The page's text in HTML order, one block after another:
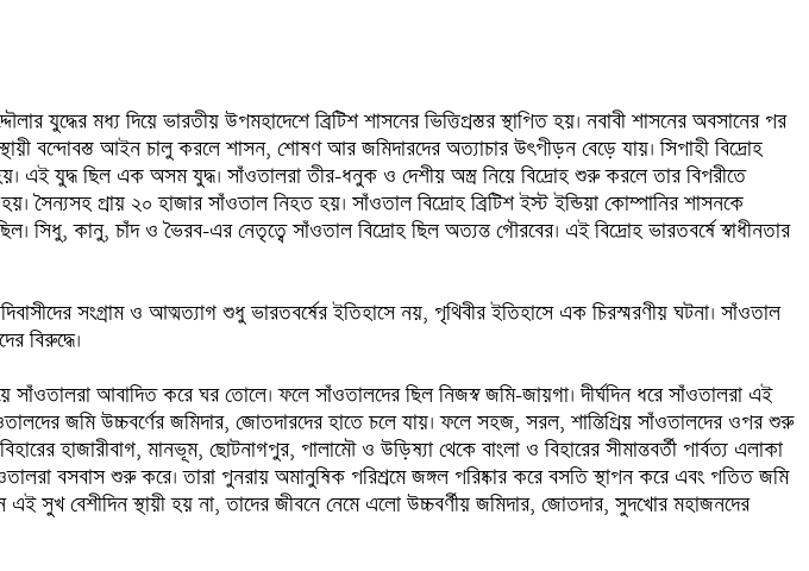
যুদ্ধের মধ্য দিয়ে ভারতীয় উপমহাদেশে ব্রিটিশ শাসনের ভিত্তিপ্রস্তর স্থাপিত হয়। নবাবী শাসনের অবসানের পর
বন্দোবস্ত আইন চালু করলে শাসন, শোষণ আর জমিদারদের অত্যাচার উৎপীড়ন বেড়ে যায়। সিপাহী বিদ্রোহ
এই যুদ্ধ ছিল এক অসম যুদ্ধ। সাঁওতালরা তীর-ধনুক ও দেশীয় অস্ত্র নিয়ে বিদ্রোহ শুরু করলে তার বিপরীতে
সৈন্যসহ প্রায় ২০ হাজার সাঁওতাল নিহত হয়। সাঁওতাল বিদ্রোহ ব্রিটিশ ইস্ট ইন্ডিয়া কোম্পানির শাসনকে
সিধু, কানু, চাঁদ ও ভৈরব-এর নেতৃত্বে সাঁওতাল বিদ্রোহ ছিল অত্যন্ত গৌরবের। এই বিদ্রোহ ভারতবর্ষে স্বাধীনতার
সংগ্রাম ও আত্মত্যাগ শুধু ভারতবর্ষের ইতিহাসে নয়, পৃথিবীর ইতিহাসে এক চিরস্মরণীয় ঘটনা। সাঁওতাল
বিরুদ্ধে।
আবাদিত করে ঘর তোলে। ফলে সাঁওতালদের ছিল নিজস্ব জমি-জায়গা। দীর্ঘদিন ধরে সাঁওতালরা এই
জমি উচ্চবর্ণের জমিদার, জোতদারদের হাতে চলে যায়। ফলে সহজ, সরল, শান্তিপ্রিয় সাঁওতালদের ওপর শুরু
হাজারীবাগ, মানভূম, ছোটনাগপুর, পালামৌ ও উড়িষ্যা থেকে বাংলা ও বিহারের সীমান্তবর্তী পার্বত্য এলাকা
বসবাস শুরু করে। তারা পুনরায় অমানুষিক পরিশ্রমে জঙ্গল পরিষ্কার করে বসতি স্থাপন করে এবং পতিত জমি
বেশীদিন স্থায়ী হয় না, তাদের জীবনে নেমে এলো উচ্চবর্ণীয় জমিদার, জোতদার, সুদখোর মহাজনদের